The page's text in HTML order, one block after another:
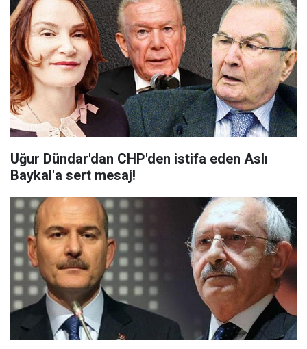
Uğur Dündar'dan CHP'den istifa eden Aslı
Baykal'a sert mesaj!